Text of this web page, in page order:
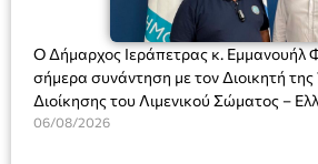
Ο Δήμαρχος Ιεράπετρας κ. Εμμανουήλ
σήμερα συνάντηση με τον Διοικητή της
Διοίκησης του Λιμενικού Σώματος –
Ακτοφυλακής (Λ.Σ.-ΕΛ.ΑΚΤ.),
06/08/2026